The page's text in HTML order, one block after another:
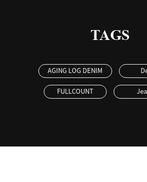
TAGS
AGING LOG DENIM
FULLCOUNT